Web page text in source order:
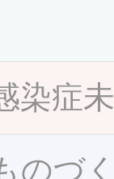
染症
のづ